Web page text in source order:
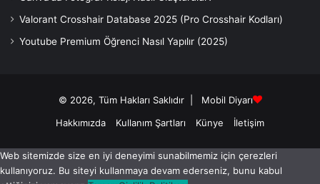
Valorant Crosshair Database 2025 (Pro Crosshair Kodları)
Youtube Premium Öğrenci Nasıl Yapılır (2025)
© 2026, Tüm Hakları Saklıdır | Mobil Diyarı
Hakkımızda
Kullanım Şartları Künye İletişim
Web sitemizde size en iyi deneyimi sunabilmemiz için çerezleri
kullanıyoruz. Bu siteyi kullanmaya devam ederseniz, bunu kabul